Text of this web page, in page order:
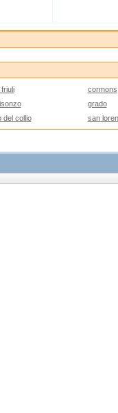
cormons
grado
del collio san